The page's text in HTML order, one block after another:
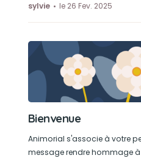
sylvie
le 26 Fev. 2025
Bienvenue
Animorial s'associe à votre
message rendre hommage